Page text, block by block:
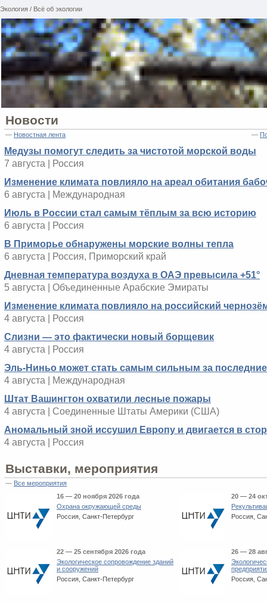
Экология / Всё об экологии
Новости
— Новостная лента —
Медузы помогут следить за чистотой морской воды
7 августа | Россия
Изменение климата повлияло на ареал обитания
6 августа | Международная
Июль в России стал самым тёплым за всю историю
6 августа | Россия
В Приморье обнаружены морские волны тепла
6 августа | Россия, Приморский край
Дневная температура воздуха в ОАЭ превысила +51°
5 августа | Объединенные Арабские Эмираты
Изменение климата повлияло на российский
4 августа | Россия
Слизни — это фактически новый борщевик
4 августа | Россия
Эль-Ниньо может стать самым сильным за последние
4 августа | Международная
Штат Вашингтон охватили лесные пожары
4 августа | Соединенные Штаты Америки (США)
Аномальный зной иссушил Европу и двигается в
4 августа | Россия
Выставки, мероприятия
— Все мероприятия
16 — 20 ноября 2026 года
Охрана окружающей среды
Россия, Санкт-Петербург
20 — 24
Россия,
22 — 25 сентября 2026 года
Экологическое сопровождение зданий
и сооружений
Россия, Санкт-Петербург
26 — 28
Россия,